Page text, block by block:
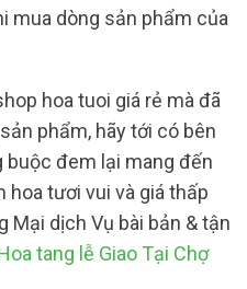
mua dòng sản phẩm của
hoa tuoi giá rẻ mà đã
phẩm, hãy tới có bên
buộc đem lại mang đến
tươi vui và giá thấp
Mại dịch Vụ bài bản & tận
tang lễ Giao Tại Chợ